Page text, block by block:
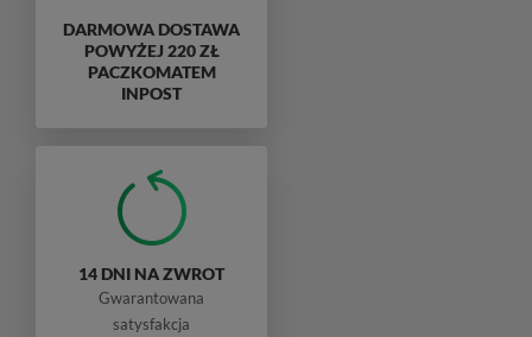
DARMOWA DOSTAWA
POWYŻEJ 220 ZŁ
PACZKOMATEM
INPOST
14 DNI NA ZWROT
Gwarantowana
satysfakcja